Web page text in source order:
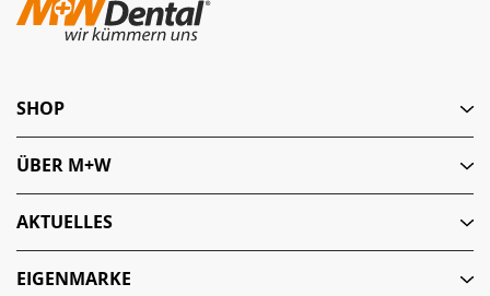
SHOP
ÜBER M+W
AKTUELLES
EIGENMARKE